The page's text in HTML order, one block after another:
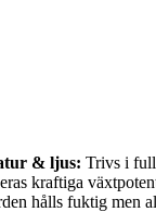
& ljus: Trivs i full
kraftiga
hålls fuktig men